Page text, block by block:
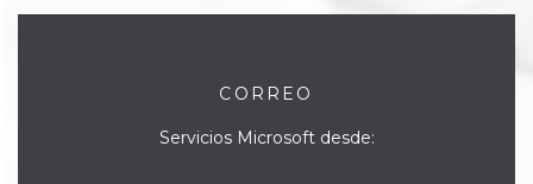
CORREO
Servicios Microsoft desde: